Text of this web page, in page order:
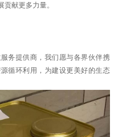
献更多力量。
务提供商，我们愿与各界伙伴携
循环利用，为建设更美好的生态